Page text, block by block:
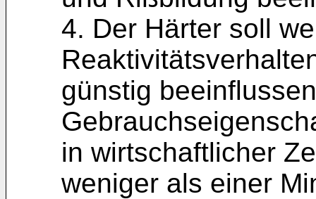
4. Der Härter soll
günstig
in wirtschaftlicher
weniger als einer